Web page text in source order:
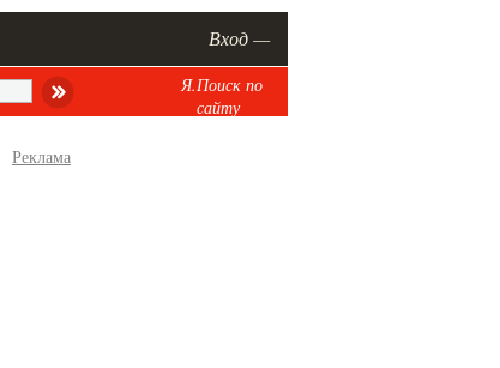
Вход —
Я.Поиск по
сайту
Реклама